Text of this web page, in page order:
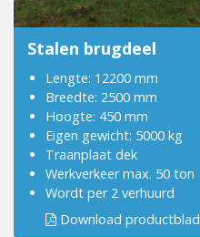
Stalen brugdeel
Lengte: 12200 mm
Breedte: 2500 mm
Hoogte: 450 mm
Eigen gewicht: 5000 kg
Traanplaat dek
Werkverkeer max. 50 ton
Wordt per 2 verhuurd
Download productblad